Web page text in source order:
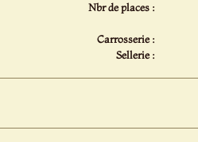
Nbr de places :
Carrosserie :
Sellerie :